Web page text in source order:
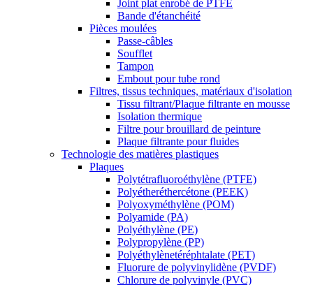
Joint plat enrobé de PTFE
Bande d'étanchéité
Pièces moulées
Passe-câbles
Soufflet
Tampon
Embout pour tube rond
Filtres, tissus techniques, matériaux d'isolation
Tissu filtrant/Plaque filtrante en mousse
Isolation thermique
Filtre pour brouillard de peinture
Plaque filtrante pour fluides
Technologie des matières plastiques
Plaques
Polytétrafluoroéthylène (PTFE)
Polyétheréthercétone (PEEK)
Polyoxyméthylène (POM)
Polyamide (PA)
Polyéthylène (PE)
Polypropylène (PP)
Polyéthylènetéréphtalate (PET)
Fluorure de polyvinylidène (PVDF)
Chlorure de polyvinyle (PVC)